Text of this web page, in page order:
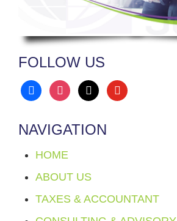
FOLLOW US
facebookinstagram
x youtube
NAVIGATION
HOME
ABOUT US
TAXES & ACCOUNTANT